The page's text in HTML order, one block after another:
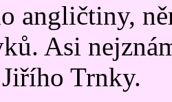
angličtiny,
Asi
Trnky.